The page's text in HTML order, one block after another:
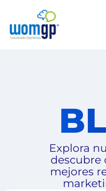
Explora
descubre
mejores